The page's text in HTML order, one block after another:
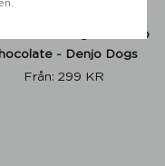
Signature Go
- Denjo Dogs
Från: 299 KR